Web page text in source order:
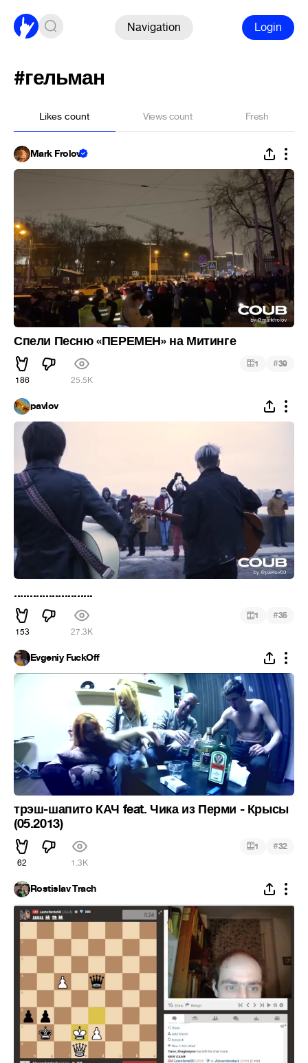
Navigation Login
#гельман
Likes count Views count Fresh
Mark Frolov
Спели Песню «ПЕРЕМЕН» на Митинге
186 25.5K
1 #39
pavlov
.........................
153 27.3K
1 #35
Evgeniy FuckOff
трэш-шапито КАЧ feat. Чика из Перми - Крысы
(05.2013)
62 1.3K
1 #32
Rostislav Trach